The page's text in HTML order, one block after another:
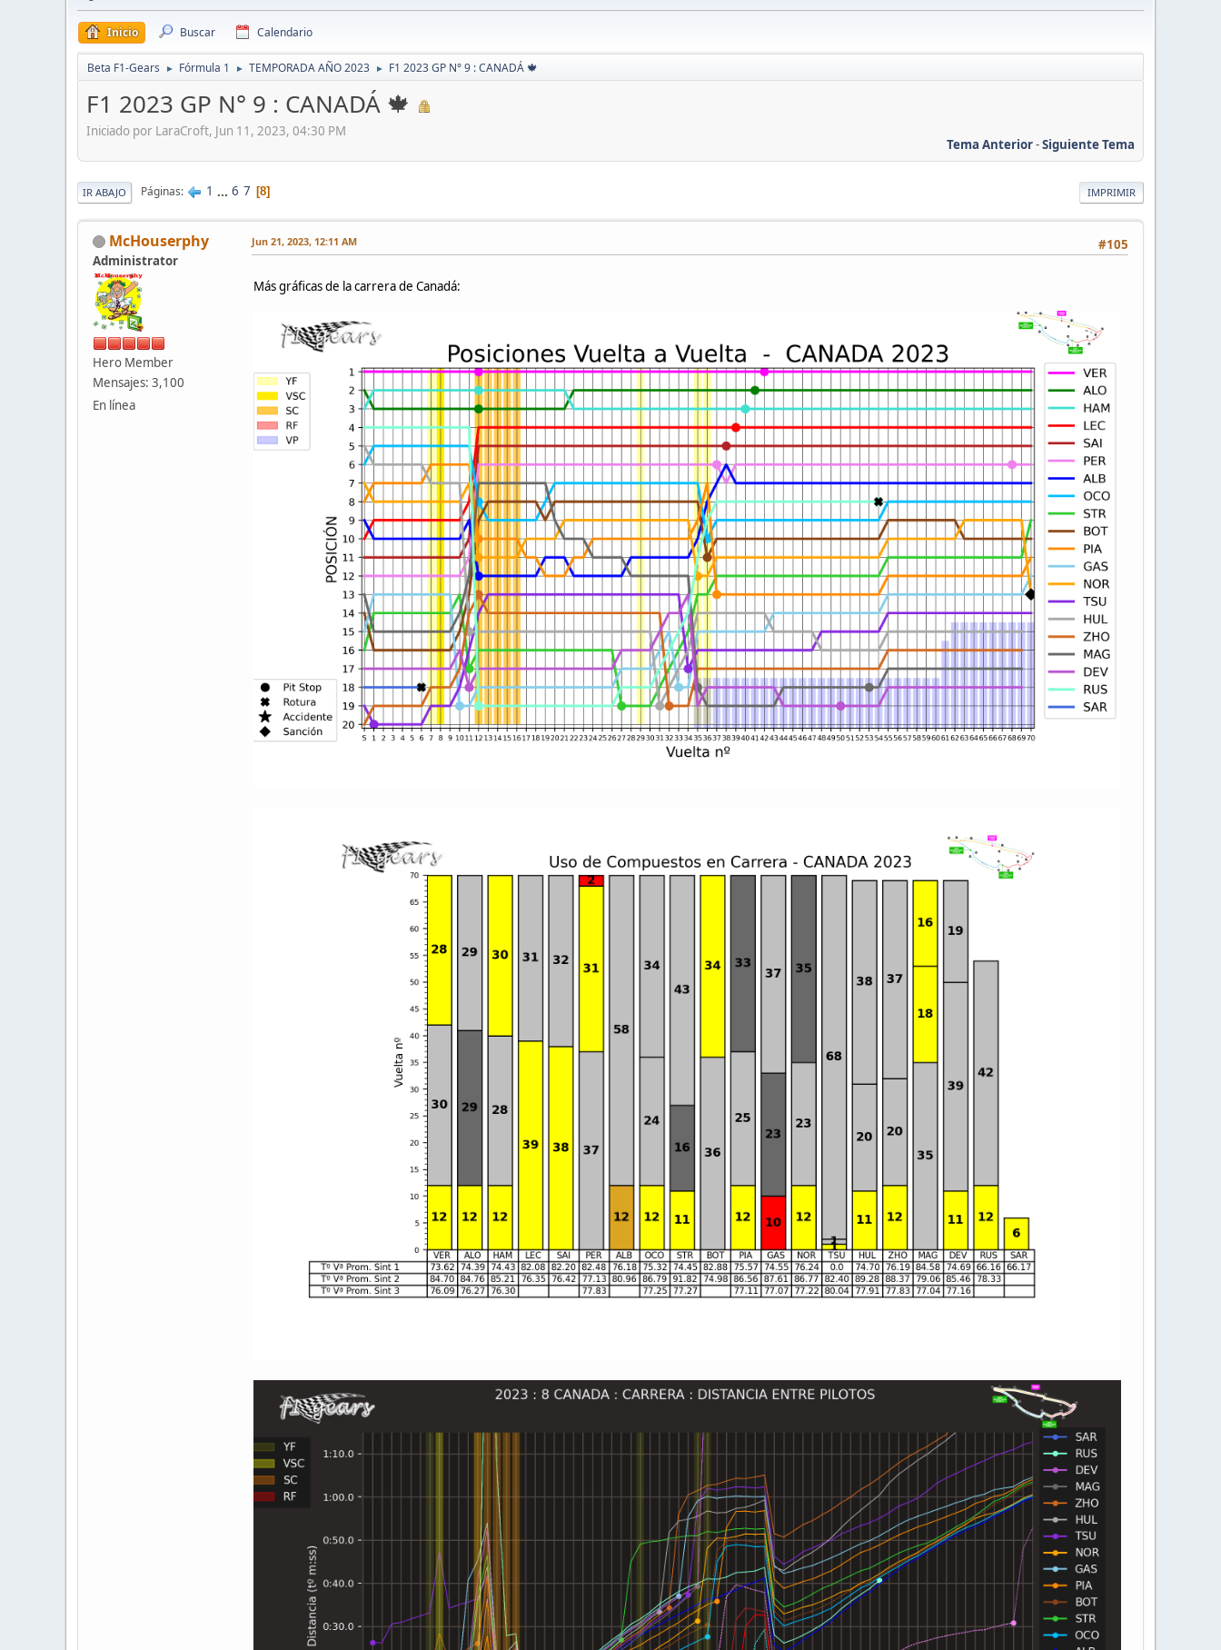
Inicio Buscar Calendario
Beta F1-Gears ► Fórmula 1 ► TEMPORADA AÑO 2023 ► F1 2023 GP N° 9 : CANADÁ 🍁
F1 2023 GP N° 9 : CANADÁ 🍁
Iniciado por LaraCroft, Jun 11, 2023, 04:30 PM
Tema Anterior-Siguiente Tema
IMPRIMIR
IR ABAJO Páginas 1 ... 6 7 8
McHouserphy
Administrator
Hero Member
Mensajes: 3,100
En línea
#105
Jun 21, 2023, 12:11 AM
Más gráficas de la carrera de Canadá: